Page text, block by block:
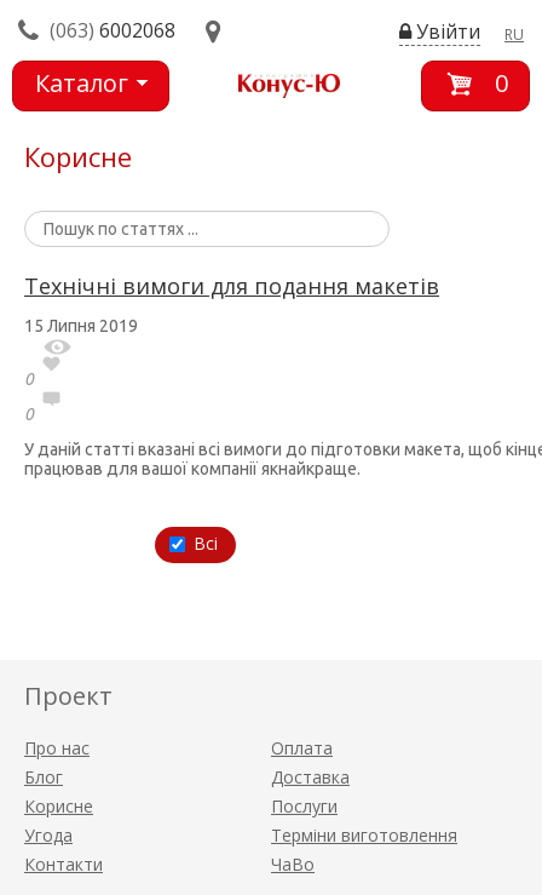
(063) 6002068 RU
Увійти
Каталог
0
Корисне
Технічні вимоги для подання макетів
15 Липня 2019
0
0
У даній статті вказані всі вимоги до підготовки макета, щоб
працював для вашої компанії якнайкраще.
Всі
Проект
Про нас
Блог
Корисне
Угода
Контакти
Оплата
Доставка
Послуги
Терміни виготовлення
ЧаВо